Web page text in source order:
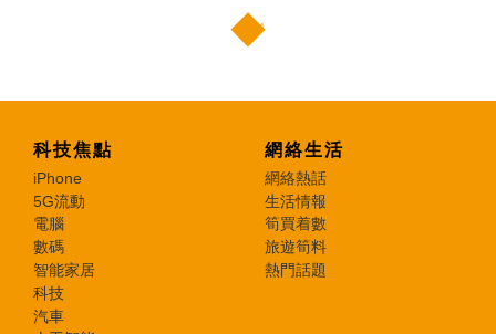
科技焦點
iPhone
5G流動
電腦
數碼
智能家居
科技
汽車
網絡生活
網絡熱話
生活情報
筍買着數
旅遊筍料
熱門話題